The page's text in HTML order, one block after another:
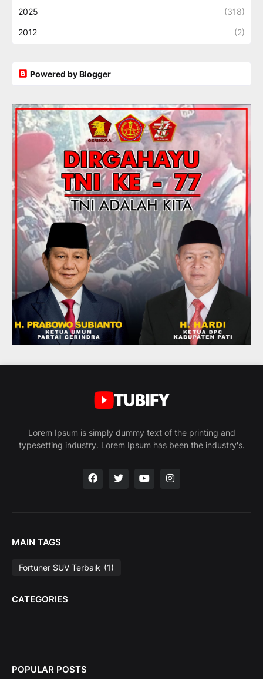
2025 (318)
2012 (2)
Powered by Blogger
Lorem Ipsum is simply dummy text of the printing and
typesetting industry. Lorem Ipsum has been the industry's.
MAIN TAGS
Fortuner SUV Terbaik (1)
CATEGORIES
POPULAR POSTS